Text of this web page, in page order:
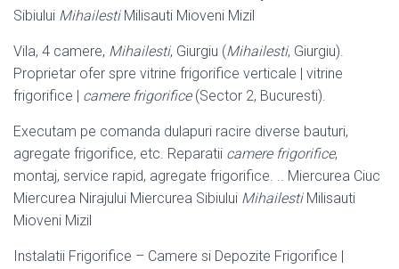
Sibiului MihailestiMilisauti Mioveni Mizil
Vila, 4 camere, Mihailesti, Giurgiu (Mihailesti, Giurgiu).
Proprietar ofer spre vitrine frigorifice verticale | vitrine
frigorifice | camere frigorifice(Sector 2, Bucuresti).
Executam pe comanda dulapuri racire diverse bauturi,
agregate frigorifice, etc. Reparatii camere frigorifice,
montaj, service rapid, agregate frigorifice. .. Miercurea Ciuc
Miercurea Nirajului Miercurea Sibiului MihailestiMilisauti
Mioveni Mizil
Instalatii Frigorifice – Camere si Depozite Frigorifice |